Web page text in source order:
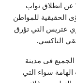
عن انطلاق نواب
الحقيقية للمواطن
عتريس التي تؤرق
التاكسي.
الجميع فى مدينة
سواء التي